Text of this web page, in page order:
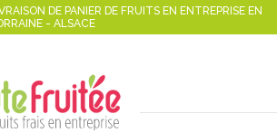
DE PANIER DE FRUITS EN ENTREPRISE EN
- ALSACE